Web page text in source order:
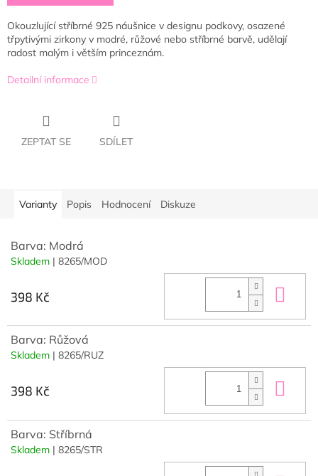
Okouzlující stříbrné 925 náušnice v designu podkovy, osazené
třpytivými zirkony v modré, růžové nebo stříbrné barvě, udělají
radost malým i větším princeznám.
Detailní informace
ZEPTAT SE SDÍLET
Varianty Popis Hodnocení Diskuze
Barva: Modrá
Skladem | 8265/MOD
398 Kč
Barva: Růžová
Skladem | 8265/RUZ
398 Kč
Barva: Stříbrná
Skladem | 8265/STR